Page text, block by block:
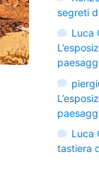
segreti
Luca
Luca
tastiera